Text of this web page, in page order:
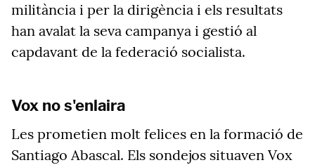
militància i per la dirigència i els resultats
han avalat la seva campanya i gestió al
capdavant de la federació socialista.
Vox no s'enlaira
Les prometien molt felices en la formació de
Santiago Abascal. Els sondejos situaven Vox